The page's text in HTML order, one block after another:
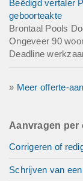
Beëdigd vertaler
geboorteakte
Brontaal Pools
Ongeveer 90
Deadline
» Meer offerte-
Aanvragen per
Corrigeren of
Schrijven van